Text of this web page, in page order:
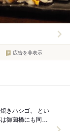
広告を非表示